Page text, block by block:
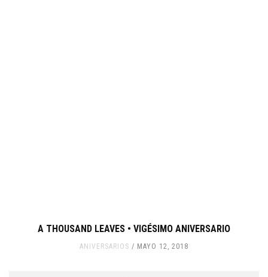
A THOUSAND LEAVES • VIGÉSIMO ANIVERSARIO
ANIVERSARIOS MAYO 12, 2018